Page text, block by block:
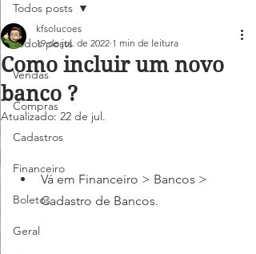
Todos posts
Vendas
Compras
Cadastros
Financeiro
Boletos
Geral
Todos posts
Como incluir um novo
banco ?
kfsolucoes
19 de jul. de 2022 1 min de leitura
Atualizado: 22 de jul.
Vá em Financeiro > Bancos >
Cadastro de Bancos.